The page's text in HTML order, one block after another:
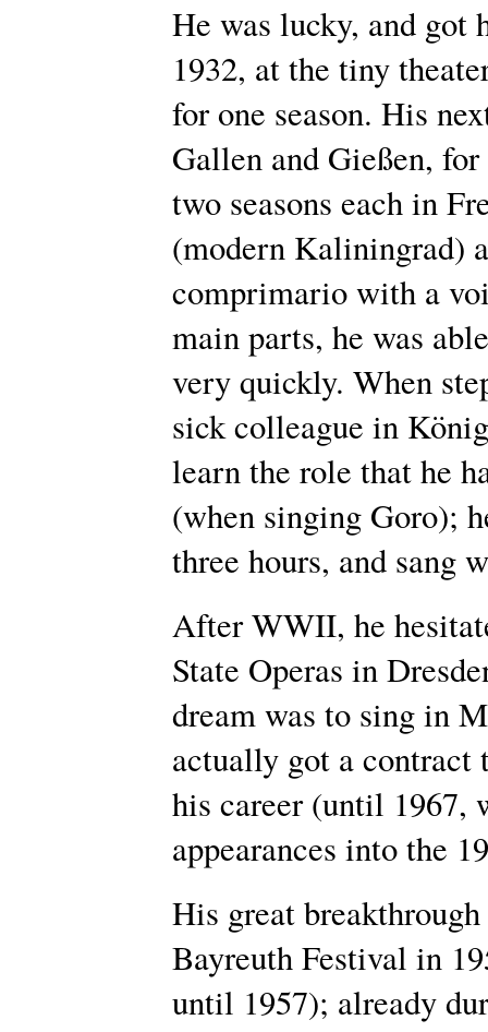
He was lucky, and got
1932, at the tiny
for one season. His
Gallen and Gießen,
two seasons each in
(modern Kaliningrad)
comprimario with a
main parts, he was
very quickly. When
sick colleague in
learn the role that he
(when singing Goro);
three hours, and sang
After WWII, he
State Operas in
dream was to sing in
actually got a contract
his career (until 1967,
appearances into the
His great
Bayreuth Festival in
until 1957); already